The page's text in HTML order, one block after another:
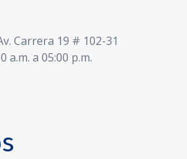
Carrera 19 # 102-31
a.m. a 05:00 p.m.